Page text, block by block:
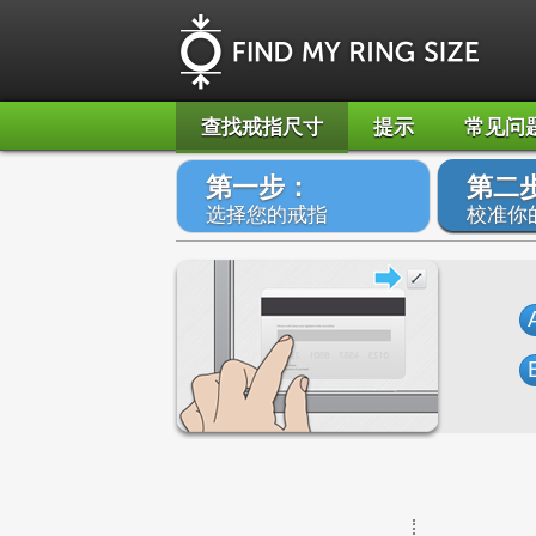
查找戒指尺寸 提示 常见问
第一步：
选择您的戒指
第二
校准你